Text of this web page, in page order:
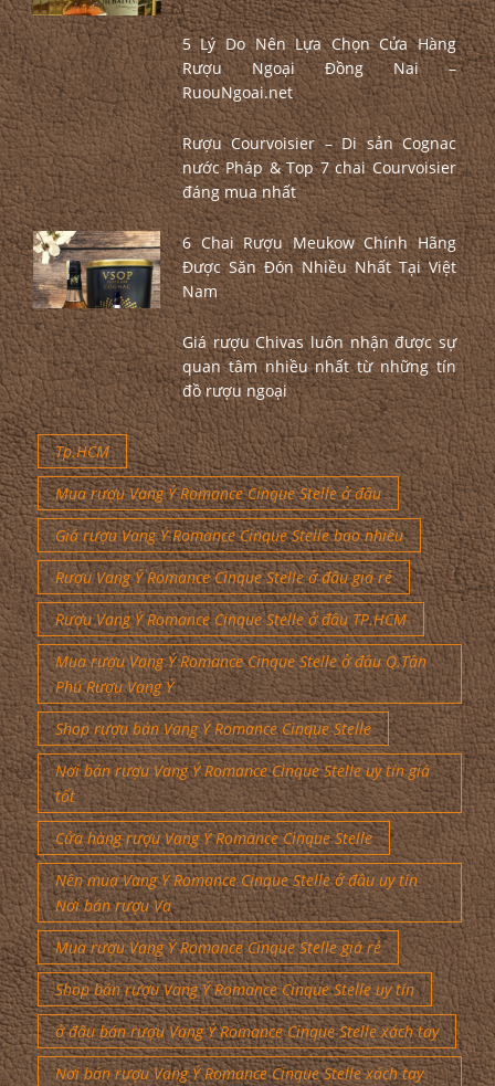
5 Lý Do Nên Lựa Chọn Cửa Hàng
Rượu Ngoại Đồng Nai –
RuouNgoai.net
Rượu Courvoisier – Di sản Cognac
nước Pháp & Top 7 chai Courvoisier
đáng mua nhất
6 Chai Rượu Meukow Chính Hãng
Được Săn Đón Nhiều Nhất Tại Việt
Nam
Giá rượu Chivas luôn nhận được sự
quan tâm nhiều nhất từ những tín
đồ rượu ngoại
Tp.HCM
Mua rượu Vang Ý Romance Cinque Stelle ở đâu
Giá rượu Vang Ý Romance Cinque Stelle bao nhiêu
Rượu Vang Ý Romance Cinque Stelle ở đâu giá rẻ
Rượu Vang Ý Romance Cinque Stelle ở đâu TP.HCM
Mua rượu Vang Ý Romance Cinque Stelle ở đâu Q.Tân
Phú Rượu Vang Ý
Shop rượu bán Vang Ý Romance Cinque Stelle
Nơi bán rượu Vang Ý Romance Cinque Stelle uy tín giá
tốt
Cửa hàng rượu Vang Ý Romance Cinque Stelle
Nên mua Vang Ý Romance Cinque Stelle ở đâu uy tín
Nơi bán rượu Va
Mua rượu Vang Ý Romance Cinque Stelle giá rẻ
Shop bán rượu Vang Ý Romance Cinque Stelle uy tín
ở đâu bán rượu Vang Ý Romance Cinque Stelle xách tay
Nơi bán rượu Vang Ý Romance Cinque Stelle xách tay